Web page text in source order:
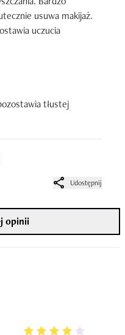
usuwa makijaż.
uczucia
tłustej
jest  wysoka. Na rynku
nie jestem pewna
Udostępnij
opinii